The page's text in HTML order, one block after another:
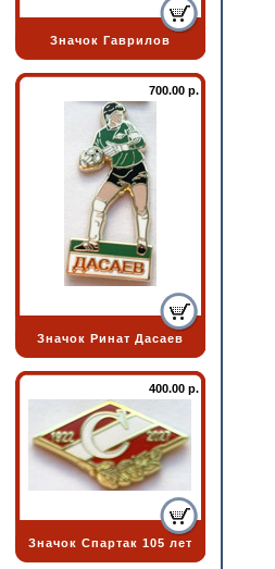
Значок Гаврилов
700.00 р.
Значок Ринат Дасаев
400.00 р.
Значок Спартак 105 лет